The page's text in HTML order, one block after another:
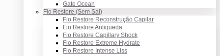
Gate Ocean
Fio Restore (Sem Sal)
Fio Restore Reconstrução Capilar
Fio Restore Antiqueda
Fio Restore Capillary Shock
Fio Restore Extreme Hydrate
Fio Restore Intense Liss